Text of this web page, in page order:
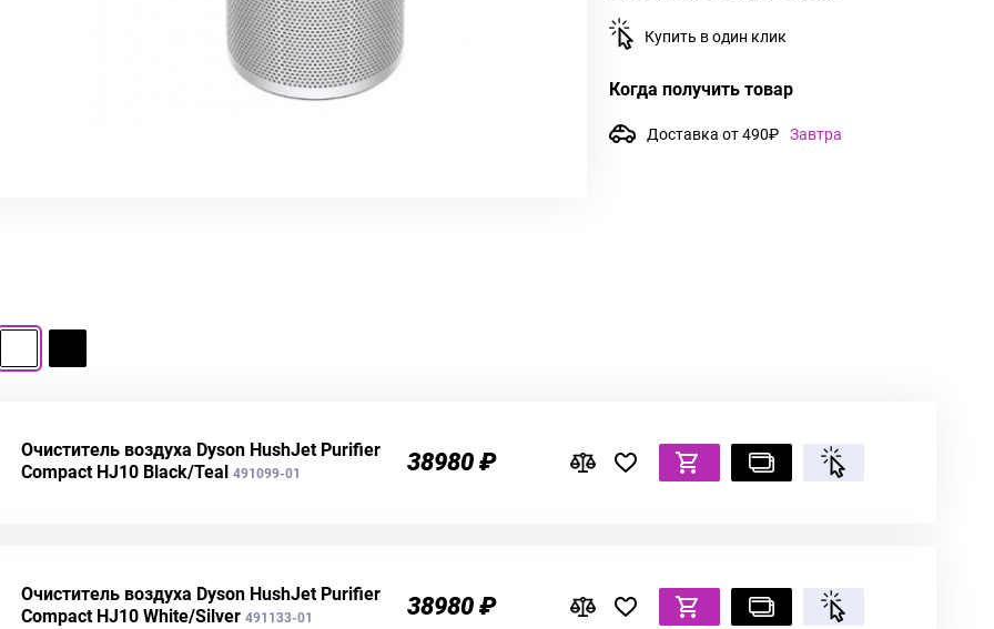
Купить в один клик
Когда получить товар
Доставка от 490₽ Завтра
Очиститель воздуха Dyson HushJet Purifier
Compact HJ10 Black/Teal
491099-01 38980 ₽
Очиститель воздуха Dyson HushJet Purifier
Compact HJ10 White/Silver 491133-01 38980 ₽